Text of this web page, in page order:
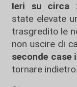
Ieri su circa
state elevate
trasgredito le
non uscire di
seconde case
tornare indietro.